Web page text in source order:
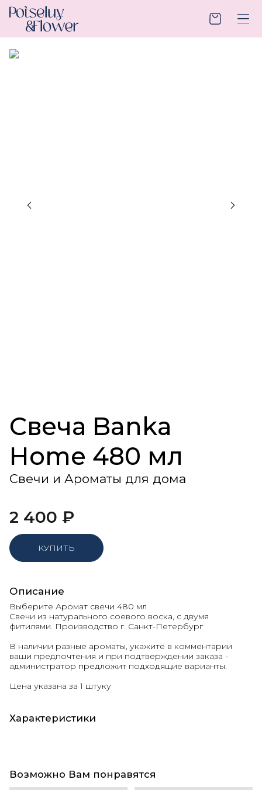
Свеча Banka
Home 480 мл
Свечи и Ароматы для дома
2 400 ₽
КУПИТЬ
Описание
Выберите Аромат свечи 480 мл
Свечи из натурального соевого воска, с двумя
фитилями. Производство г. Санкт-Петербург
В наличии разные ароматы, укажите в комментарии
ваши предпочтения и при подтверждении заказа -
администратор предложит подходящие варианты.
Цена указана за 1 штуку
Характеристики
Возможно Вам понравятся